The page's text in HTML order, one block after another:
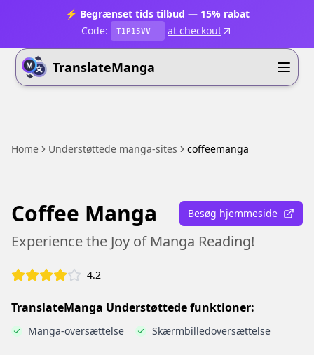
⚡ Begrænset tids tilbud — 15% rabat
Code:
T1P15VV at checkout
TranslateManga
Home Understøttede manga-sites coffeemanga
Coffee Manga Besøg hjemmeside
Experience the Joy of Manga Reading!
4.2
TranslateManga Understøttede funktioner:
Manga-oversættelse Skærmbilledoversættelse